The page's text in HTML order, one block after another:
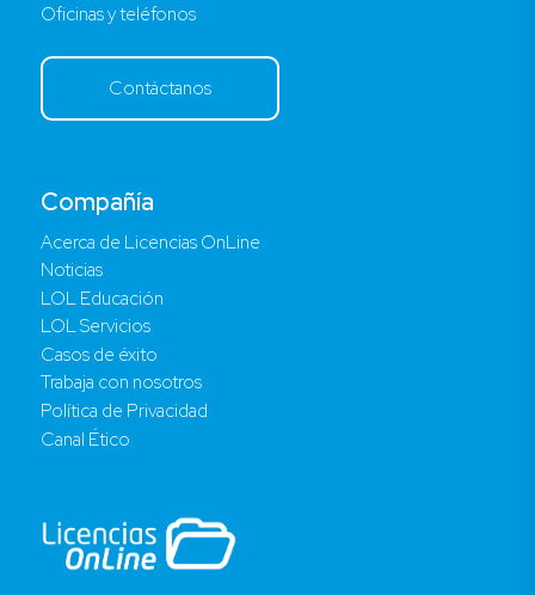
Compañía
Acerca de Licencias OnLine
Noticias
LOL Educación
LOL Servicios
Casos de éxito
Trabaja con nosotros
Política de Privacidad
Canal Ético
Oficinas y teléfonos
Contáctanos